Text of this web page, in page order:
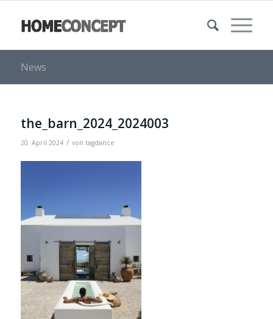
News
the_barn_2024_2024003
20. April 2024 / von tagdance